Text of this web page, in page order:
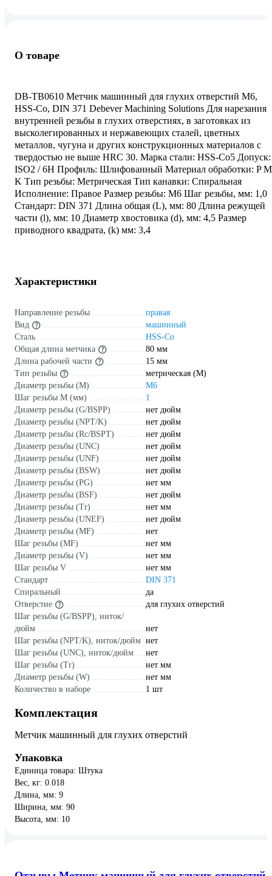
О товаре
DB-TB0610 Метчик машинный для глухих отверстий M6,
HSS-Co, DIN 371 Debever Machining Solutions Для нарезания
внутренней резьбы в глухих отверстиях, в заготовках из
высколегированных и нержавеющих сталей, цветных
металлов, чугуна и других конструкционных материалов с
твердостью не выше HRC 30. Марка стали: HSS-Co5 Допуск:
ISO2 / 6H Профиль: Шлифованный Материал обработки: P M
K Тип резьбы: Метрическая Тип канавки: Спиральная
Исполнение: Правое Размер резьбы: M6 Шаг резьбы, мм: 1,0
Стандарт: DIN 371 Длина общая (L), мм: 80 Длина режущей
части (l), мм: 10 Диаметр хвостовика (d), мм: 4,5 Размер
приводного квадрата, (k) мм: 3,4
Характеристики
Направление резьбы
правая
Вид
машинный
Сталь
HSS-Co
Общая длина метчика
80 мм
Длина рабочей части
15 мм
Тип резьбы
метрическая (М)
Диаметр резьбы (М)
М6
Шаг резьбы М (мм)
1
Диаметр резьбы (G/BSPP)
нет дюйм
Диаметр резьбы (NPT/K)
нет дюйм
Диаметр резьбы (Rc/BSPT)
нет дюйм
Диаметр резьбы (UNC)
нет дюйм
Диаметр резьбы (UNF)
нет дюйм
Диаметр резьбы (BSW)
нет дюйм
Диаметр резьбы (PG)
нет мм
Диаметр резьбы (BSF)
нет дюйм
Диаметр резьбы (Tr)
нет мм
Диаметр резьбы (UNEF)
нет дюйм
Диаметр резьбы (MF)
нет
Шаг резьбы (MF)
нет мм
Диаметр резьбы (V)
нет мм
Шаг резьбы V
нет мм
Стандарт
DIN 371
Спиральный
да
Отверстие
для глухих отверстий
Шаг резьбы (G/BSPP), ниток/
дюйм
нет
Шаг резьбы (NPT/K), ниток/дюйм нет
Шаг резьбы (UNC), ниток/дюйм
нет
Шаг резьбы (Tr)
нет мм
Диаметр резьбы (W)
нет мм
Количество в наборе
1 шт
Комплектация
Метчик машинный для глухих отверстий
Упаковка
Единица товара: Штука
Вес, кг: 0.018
Длина, мм: 9
Ширина, мм: 90
Высота, мм: 10